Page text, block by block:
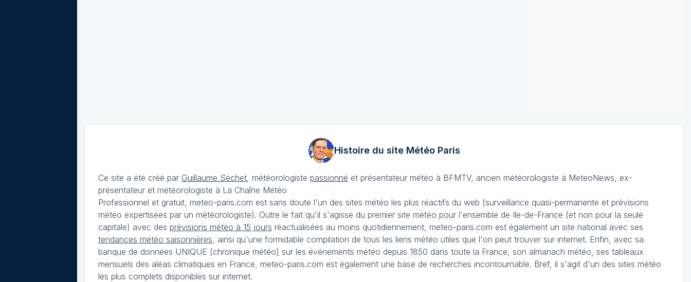
Histoire du site MétéoParis
Ce site a été créé par Guillaume Séchet , météorologiste passionné et présentateur météo à BFMTV, ancien météorologiste à MeteoNews, ex-
présentateur et météorologiste à La Chaîne Météo
Professionnel et gratuit, meteo-paris.com est sans doute l'un des sites météo les plus réactifs du web (surveillance quasi-permanente et prévisions
météo expertisées par un météorologiste). Outre le fait qu'il s'agisse du premier site météo pour l'ensemble de Ile-de-France (et non pour la seule
capitale) avec des prévisions météo à 15 jours réactualisées au moins quotidiennement, meteo-paris.com est également un site national avec ses
tendances météo saisonnières , ainsi qu'une formidable compilation de tous les liens météo utiles que l'on peut trouver sur internet. Enfin, avec sa
banque de données UNIQUE (chronique météo) sur les événements météo depuis 1850 dans toute la France, son almanach météo, ses tableaux
mensuels des aléas climatiques en France, meteo-paris.com est également une base de recherches incontournable. Bref, il s'agit d'un des sites météo
les plus complets disponibles sur internet.